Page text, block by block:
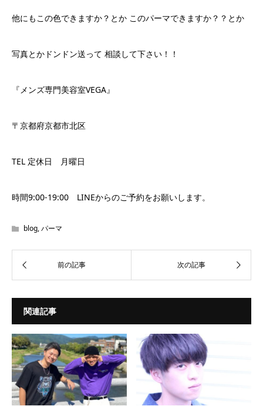
他にもこの色できますか？とか このパーマできますか？？とか
写真とかドンドン送って 相談して下さい！！
『メンズ専門美容室VEGA』
〒京都府京都市北区
TEL 定休日 月曜日
時間9:00-19:00 LINEからのご予約をお願いします。
blog,パーマ
関連記事